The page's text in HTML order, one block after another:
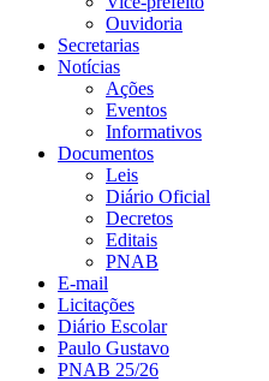
Ouvidoria
Secretarias
Notícias
Ações
Eventos
Informativos
Documentos
Leis
Diário Oficial
Decretos
Editais
PNAB
E-mail
Licitações
Diário Escolar
Paulo Gustavo
PNAB 25/26